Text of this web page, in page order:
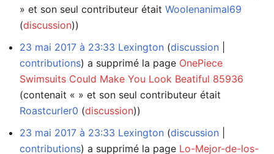
» et son seul contributeur était Woolenanimal69
(discussion))
23 mai 2017 à 23:33 Lexington discussion
contributions a supprimé la page OnePiece
Swimsuits Could Make You Look Beatiful 85936
(contenait « » et son seul contributeur était
Roastcurler0 (discussion))
23 mai 2017 à 23:33 Lexington discussion
contributions a supprimé la page Lo-Mejor-de-los-